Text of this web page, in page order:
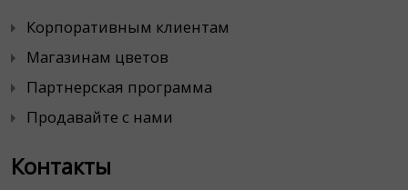
Корпоративным клиентам
Магазинам цветов
Партнерская программа
Продавайте с нами
Контакты